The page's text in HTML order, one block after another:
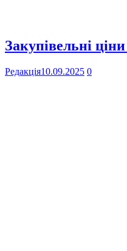
Закупівельні
Редакція10.09.2025 0